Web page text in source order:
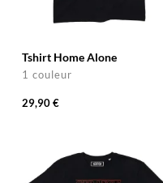
Tshirt Home Alone
1 couleur
29,90 €